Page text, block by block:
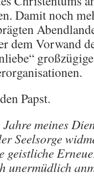
Damit noch
dem Vorwand
Papst.
meines
Seelsorge
geistliche
unermüdlich